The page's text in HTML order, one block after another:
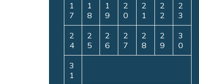
1
7
1
8
1
9
2
0
2
1
2
2
2
3
2
4
2
5
2
6
2
7
2
8
2
9
3
0
3
1